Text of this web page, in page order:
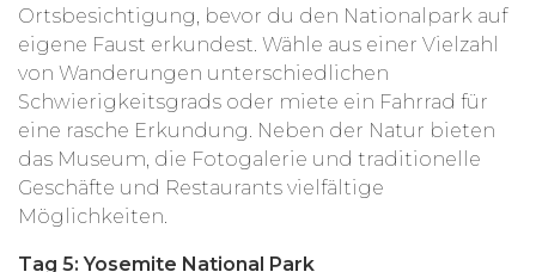
Ortsbesichtigung, bevor du den Nationalpark auf
eigene Faust erkundest. Wähle aus einer Vielzahl
von Wanderungen unterschiedlichen
Schwierigkeitsgrads oder miete ein Fahrrad für
eine rasche Erkundung. Neben der Natur bieten
das Museum, die Fotogalerie und traditionelle
Geschäfte und Restaurants vielfältige
Möglichkeiten.
Tag 5: Yosemite National Park